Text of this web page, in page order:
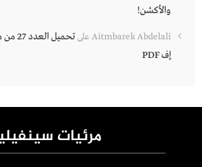
والأكشن!
Aitmbarek Abdelali على
إف PDF
مرئيات